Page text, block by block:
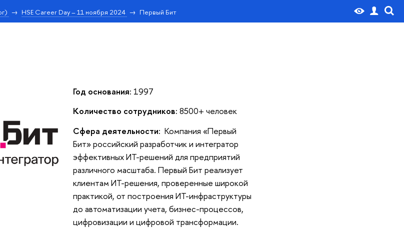
HSE Career Day – 11 ноября 2024 Первый Бит
Год основания: 1997
Количество сотрудников: 8500+ человек
Сфера деятельности: Компания «Первый
Бит» российский разработчик и интегратор
эффективных ИТ-решений для предприятий
различного масштаба. Первый Бит реализует
клиентам ИТ-решения, проверенные широкой
практикой, от построения ИТ-инфраструктуры
до автоматизации учета, бизнес-процессов,
цифровизации и цифровой трансформации.